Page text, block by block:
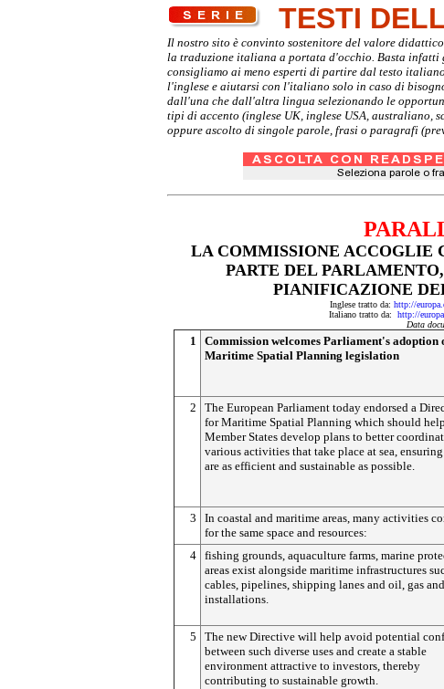
TESTI
Il nostro sito è convinto sostenitore del valore
la traduzione italiana a portata d'occhio. Basta
consigliamo ai meno esperti di partire dal testo
l'inglese e aiutarsi con l'italiano solo in caso di
dall'una che dall'altra lingua selezionando le
tipi di accento (inglese UK, inglese USA, australiano,
oppure ascolto di singole parole, frasi o paragrafi
LA COMMISSIONE ACCOGLIE
PARTE DEL
PIANIFICAZIONE
Inglese tratto da: http://
Italiano tratto da: http://
Data
1
Commission welcomes Parliament's adoption
Maritime Spatial Planning legislation
2
The European Parliament today endorsed a
for Maritime Spatial Planning which should help
Member States develop plans to better
various activities that take place at sea,
are as efficient and sustainable as possible.
3
In coastal and maritime areas, many activities
for the same space and resources:
4 fishing grounds, aquaculture farms, marine
areas exist alongside maritime infrastructures
cables, pipelines, shipping lanes and oil, gas
installations.
5
The new Directive will help avoid potential
between such diverse uses and create a stable
environment attractive to investors, thereby
contributing to sustainable growth.